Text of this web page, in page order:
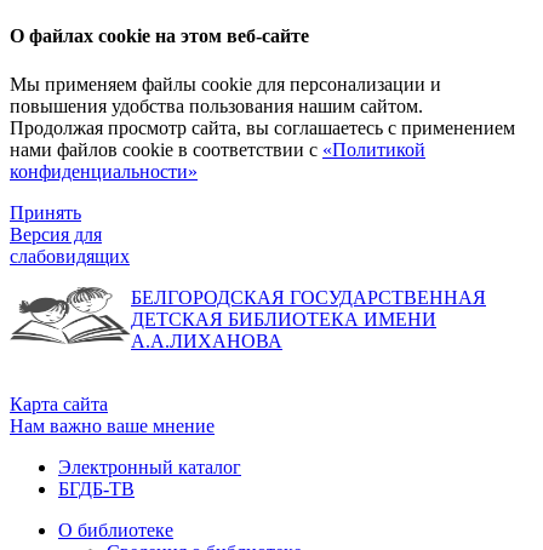
О файлах cookie на этом веб-сайте
Мы применяем файлы cookie для персонализации и
повышения удобства пользования нашим сайтом.
Продолжая просмотр сайта, вы соглашаетесь с применением
нами файлов cookie в соответствии с «Политикой
конфиденциальности»
Принять
Версия для
слабовидящих
БЕЛГОРОДСКАЯ ГОСУДАРСТВЕННАЯ
ДЕТСКАЯ БИБЛИОТЕКА ИМЕНИ
А.А.ЛИХАНОВА
Карта сайта
Нам важно ваше мнение
Электронный каталог
БГДБ-ТВ
О библиотеке